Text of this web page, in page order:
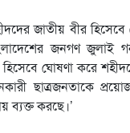
জাতীয় বীর হিসেবে
জনগণ জুলাই
হিসেবে ঘোষণা করে
ছাত্রজনতাকে
ব্যক্ত করছে।’